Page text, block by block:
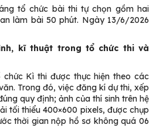
tổ chức bài thi tự chọn gồm hai
làm bài 50 phút. Ngày 13/6/2026
kĩthuật trong tổ chức thi và
Kì thi được thực hiện theo các
Trong đó, việc đăng kí dự thi, xếp
quy định; ảnh của thí sinh trên hệ
tối thiểu 400×600 pixels, được chụp
thời gian nộp hồ sơ không quá 06